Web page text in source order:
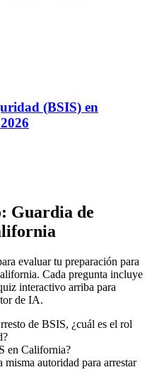
(BSIS) en
Guardia de
evaluar tu preparación para
. Cada pregunta incluye
interactivo arriba para
de IA.
de BSIS, ¿cuál es el rol
en California?
autoridad para arrestar